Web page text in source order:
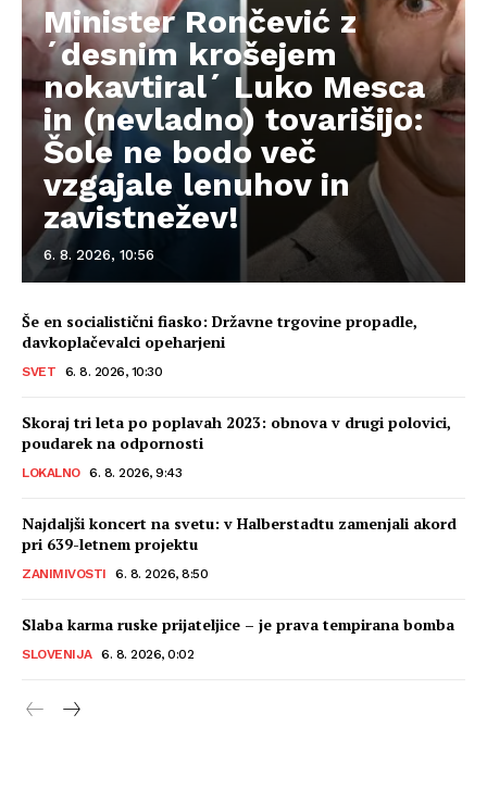
Minister Rončević z
´desnim krošejem
nokavtiral´ Luko Mesca
in (nevladno) tovarišijo:
Šole ne bodo več
vzgajale lenuhov in
zavistnežev!
6. 8. 2026, 10:56
Še en socialistični fiasko: Državne trgovine propadle,
davkoplačevalci opeharjeni
SVET 6. 8. 2026, 10:30
Skoraj tri leta po poplavah 2023: obnova v drugi polovici,
poudarek na odpornosti
LOKALNO 6. 8. 2026, 9:43
Najdaljši koncert na svetu: v Halberstadtu zamenjali akord
pri 639-letnem projektu
ZANIMIVOSTI 6. 8. 2026, 8:50
Slaba karma ruske prijateljice – je prava tempirana bomba
SLOVENIJA 6. 8. 2026, 0:02